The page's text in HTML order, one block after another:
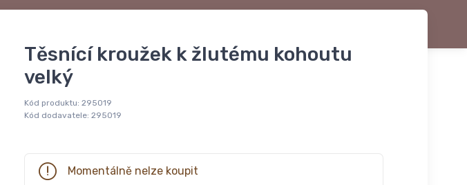
Těsnící kroužek k žlutému kohoutu
velký
Kód produktu: 295019
Kód dodavatele: 295019
Momentálně nelze koupit